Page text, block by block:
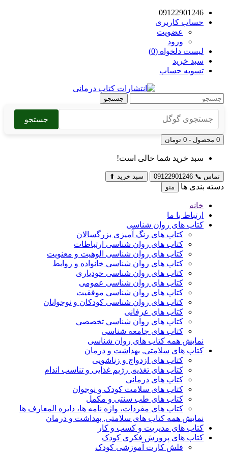
09122901246
حساب کاربری
عضویت
ورود
لیست دلخواه (0)
سبد خرید
تسویه حساب
جستجو
جستجو
0 محصول - 0 تومان
سبد خرید شما خالی است!
تماس 📞
09122901246 سبد خرید ⬆
دسته بندی ها منو
خانه
ارتباط با ما
کتاب های روان شناسی
کتاب های رنگ آمیزی بزرگسالان
کتاب های روان شناسی ارتباطات
کتاب های روان شناسی الوهیت و معنویت
کتاب های روان شناسی خانواده و روابط
کتاب های روان شناسی خودیاری
کتاب های روان شناسی عمومی
کتاب های روان شناسی موفقیت
کتاب های روان شناسی کودکان و نوجوانان
کتاب های عرفانی
کتاب های روان شناسی تخصصی
کتاب های جامعه شناسی
نمایش همه کتاب های روان شناسی
کتاب های سلامتی, بهداشت و درمان
کتاب های ازدواج و زناشویی
کتاب های تغذیه, رژیم غذایی و تناسب اندام
کتاب های درمانی
کتاب های سلامت کودک و نوجوان
کتاب های طب سنتی و مکمل
کتاب های مفردات، واژه نامه ها، دایره المعارف ها
نمایش همه کتاب های سلامتی, بهداشت و درمان
کتاب های مدیریت و کسب و کار
کتاب های پرورش فکری کودک
فلش کارت آموزشی کودک